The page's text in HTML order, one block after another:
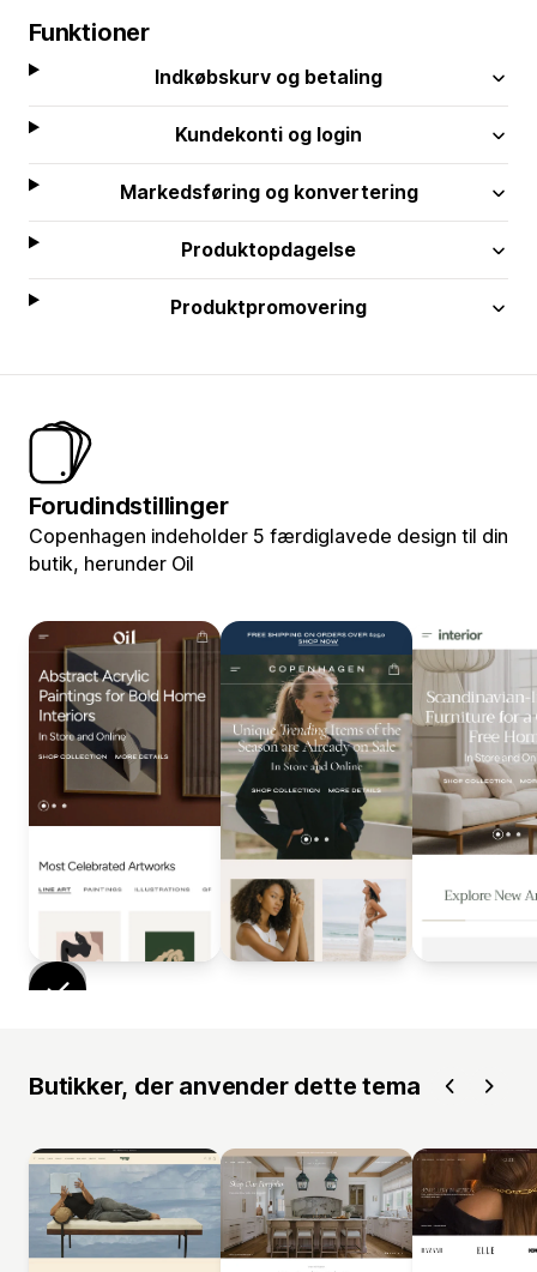
Funktioner
Indkøbskurv og betaling
Kundekonti og login
Markedsføring og konvertering
Produktopdagelse
Produktpromovering
Forudindstillinger
Copenhagen indeholder 5 færdiglavede design til din
butik, herunder Oil
Butikker, der anvender dette tema